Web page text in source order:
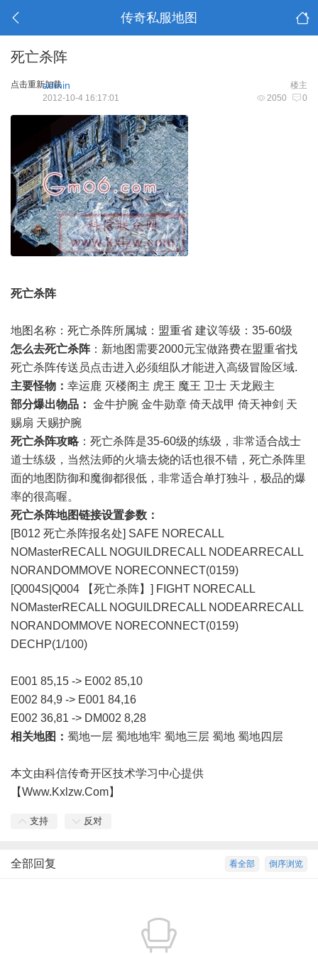
传奇私服地图
死亡杀阵
点击重新加载 楼主
admin
2050 0
2012-10-4 16:17:01
死亡杀阵
地图名称：死亡杀阵所属城：盟重省 建议等级：35-60级
怎么去死亡杀阵：新地图需要2000元宝做路费在盟重省找
死亡杀阵传送员点击进入必须组队才能进入高级冒险区域.
主要怪物： 幸运鹿 灭楼阁主 虎王 魔王 卫士 天龙殿主
部分爆出物品： 金牛护腕 金牛勋章 倚天战甲 倚天神剑 天
赐扇 天赐护腕
死亡杀阵攻略：死亡杀阵是35-60级的练级，非常适合战士
道士练级，当然法师的火墙去烧的话也很不错，死亡杀阵里
面的地图防御和魔御都很低，非常适合单打独斗，极品的爆
率的很高喔。
死亡杀阵地图链接设置参数：
[B012 死亡杀阵报名处] SAFE NORECALL
NOMasterRECALL NOGUILDRECALL NODEARRECALL
NORANDOMMOVE NORECONNECT(0159)
[Q004S|Q004 【死亡杀阵】] FIGHT NORECALL
NOMasterRECALL NOGUILDRECALL NODEARRECALL
NORANDOMMOVE NORECONNECT(0159)
DECHP(1/100)
E001 85,15 -> E002 85,10
E002 84,9 -> E001 84,16
E002 36,81 -> DM002 8,28
相关地图： 蜀地一层 蜀地地牢 蜀地三层 蜀地 蜀地四层
本文由科信传奇开区技术学习中心提供
【Www.Kxlzw.Com】
支持 反对
倒序浏览
看全部
全部回复